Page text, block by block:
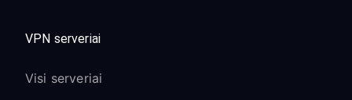
VPN serveriai
Visi serveriai